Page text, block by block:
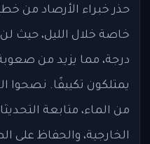
حذر خبراء الأرصاد من
درجة، مما يزيد من
يمتلكون تكييفًا.
من الماء، متابعة
الخارجية، والحفاظ على